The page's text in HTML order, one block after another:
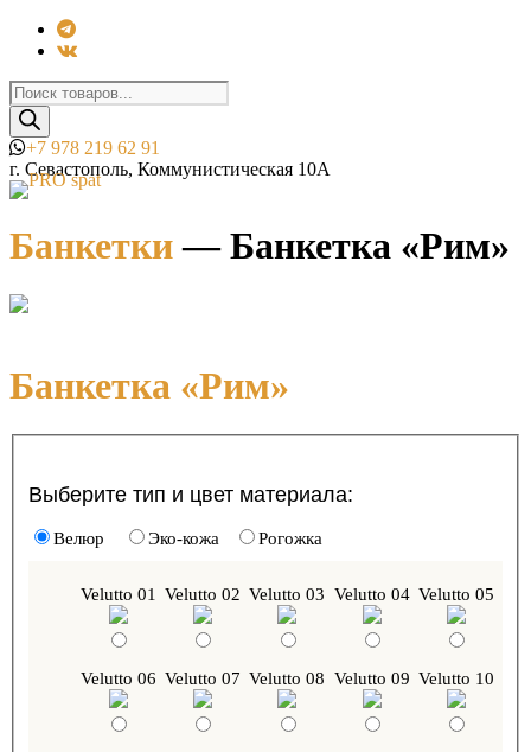
Поиск
товаров
+7 978 219 62 91
г. Севастополь, Коммунистическая 10А
Банкетки—Банкетка «Рим»
Банкетка «Рим»
Выберите тип и цвет материала:
Велюр Эко-кожа Рогожка
Velutto 01 Velutto 02 Velutto 03 Velutto 04 Velutto 05
Velutto 06 Velutto 07 Velutto 08 Velutto 09 Velutto 10